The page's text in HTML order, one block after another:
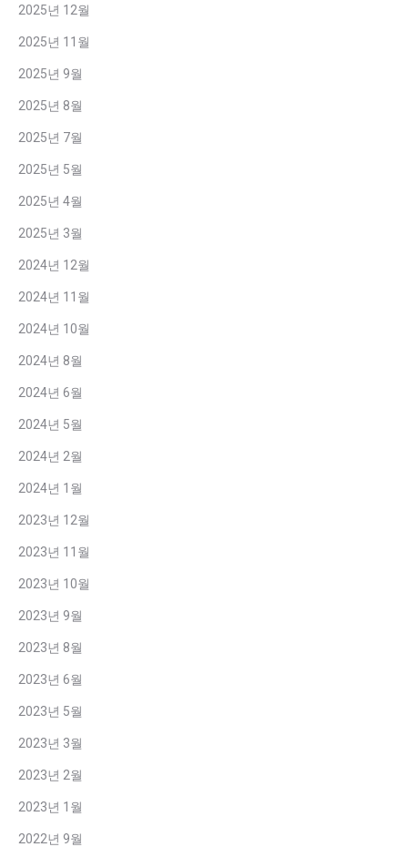
2025년 12월
2025년 11월
2025년 9월
2025년 8월
2025년 7월
2025년 5월
2025년 4월
2025년 3월
2024년 12월
2024년 11월
2024년 10월
2024년 8월
2024년 6월
2024년 5월
2024년 2월
2024년 1월
2023년 12월
2023년 11월
2023년 10월
2023년 9월
2023년 8월
2023년 6월
2023년 5월
2023년 3월
2023년 2월
2023년 1월
2022년 9월